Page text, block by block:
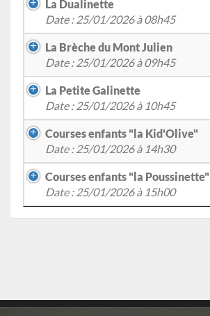
La Dualinette
Date : 25/01/2026 à 08h45
La Brèche du Mont Julien
Date : 25/01/2026 à 09h45
La Petite Galinette
Date : 25/01/2026 à 10h45
Courses enfants "la Kid'Olive"
Date : 25/01/2026 à 14h30
Courses enfants "la Poussinette"
Date : 25/01/2026 à 15h00